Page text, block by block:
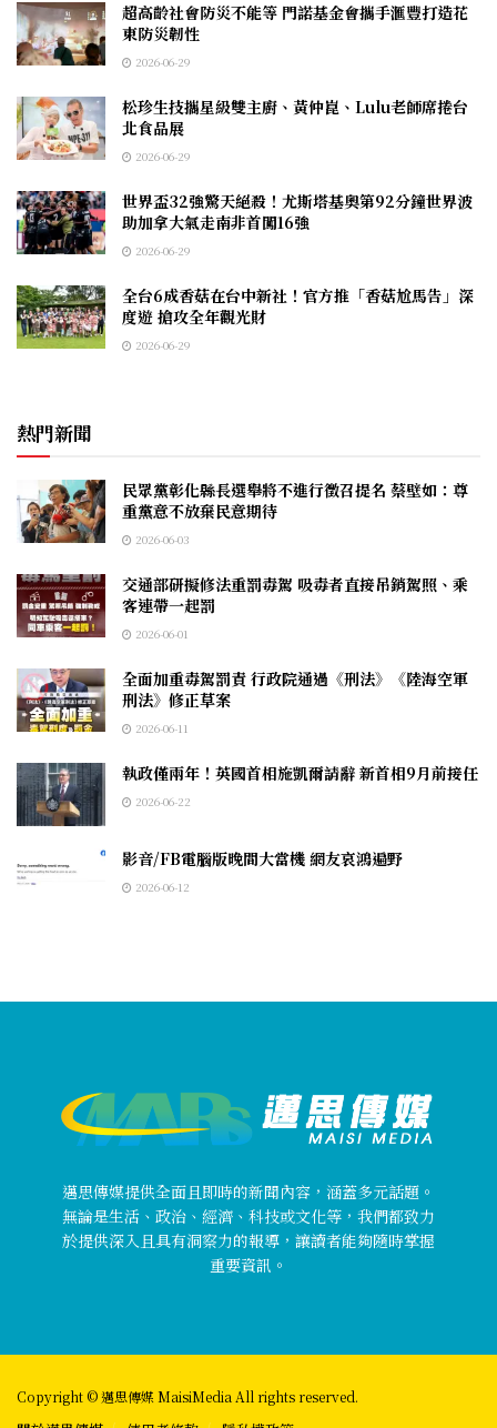
超高齡社會防災不能等 門諾基金會攜手滙豐打造花
東防災韌性
2026-06-29
松珍生技攜星級雙主廚、黃仲崑、Lulu老師席捲台
北食品展
2026-06-29
世界盃32強驚天絕殺！尤斯塔基奧第92分鐘世界波
助加拿大氣走南非首闖16強
2026-06-29
全台6成香菇在台中新社！官方推「香菇尬馬告」深
度遊 搶攻全年觀光財
2026-06-29
熱門新聞
民眾黨彰化縣長選舉將不進行徵召提名 蔡壁如：尊
重黨意不放棄民意期待
2026-06-03
交通部研擬修法重罰毒駕 吸毒者直接吊銷駕照、乘
客連帶一起罰
2026-06-01
全面加重毒駕罰責 行政院通過《刑法》《陸海空軍
刑法》修正草案
2026-06-11
執政僅兩年！英國首相施凱爾請辭 新首相9月前接任
2026-06-22
影音/FB電腦版晚間大當機 網友哀鴻遍野
2026-06-12
邁思傳媒提供全面且即時的新聞內容，涵蓋多元話題。
無論是生活、政治、經濟、科技或文化等，我們都致力
於提供深入且具有洞察力的報導，讓讀者能夠隨時掌握
重要資訊。
Copyright © 邁思傳媒 MaisiMedia All rights reserved.